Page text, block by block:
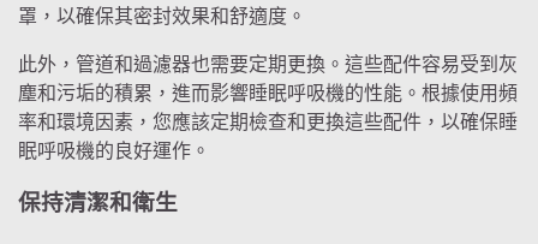
罩，以確保其密封效果和舒適度。
此外，管道和過濾器也需要定期更換。這些配件容易受到灰
塵和污垢的積累，進而影響睡眠呼吸機的性能。根據使用頻
率和環境因素，您應該定期檢查和更換這些配件，以確保睡
眠呼吸機的良好運作。
保持清潔和衛生